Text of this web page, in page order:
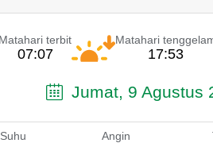
Matahari terbit
07:07
Matahari
17:53
Jumat, 9 Agustus
Suhu Angin